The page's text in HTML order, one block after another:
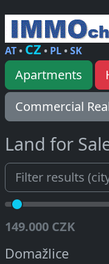
AT• CZ • PL•SK
Apartments
Commercial
Land for
149.000 CZK
Domažlice